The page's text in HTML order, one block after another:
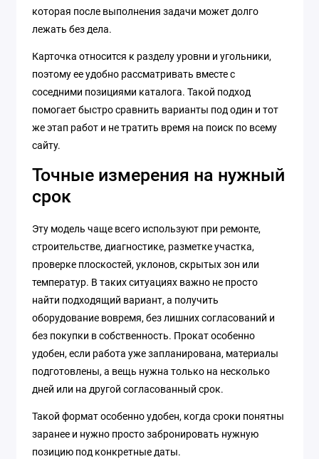
которая после выполнения задачи может долго
лежать без дела.
Карточка относится к разделу уровни и угольники,
поэтому ее удобно рассматривать вместе с
соседними позициями каталога. Такой подход
помогает быстро сравнить варианты под один и тот
же этап работ и не тратить время на поиск по всему
сайту.
Точные измерения на нужный
срок
Эту модель чаще всего используют при ремонте,
строительстве, диагностике, разметке участка,
проверке плоскостей, уклонов, скрытых зон или
температур. В таких ситуациях важно не просто
найти подходящий вариант, а получить
оборудование вовремя, без лишних согласований и
без покупки в собственность. Прокат особенно
удобен, если работа уже запланирована, материалы
подготовлены, а вещь нужна только на несколько
дней или на другой согласованный срок.
Такой формат особенно удобен, когда сроки понятны
заранее и нужно просто забронировать нужную
позицию под конкретные даты.